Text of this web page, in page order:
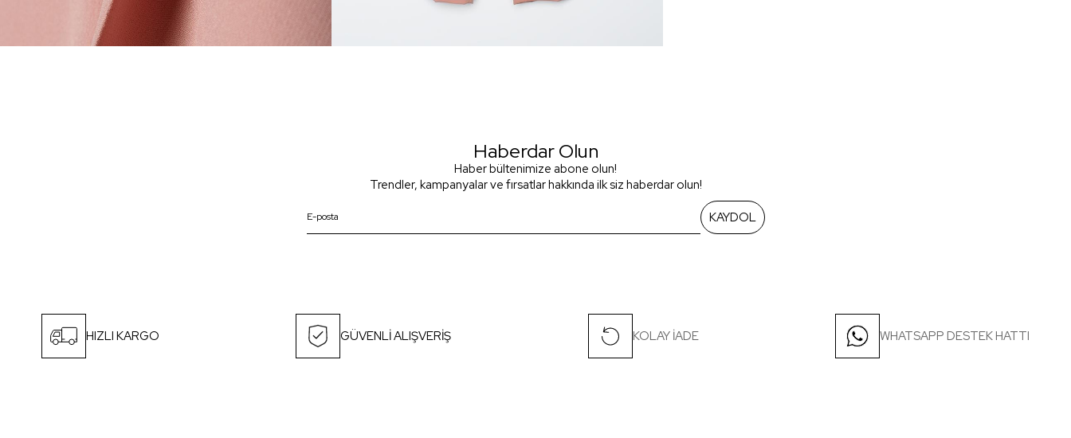
Haberdar Olun
Haber bültenimize abone olun!
Trendler, kampanyalar ve fırsatlar hakkında ilk siz haberdar olun!
KAYDOL
HIZLI KARGO GÜVENLİ ALIŞVERİŞ KOLAY İADE WHATSAPP DESTEK HATTI